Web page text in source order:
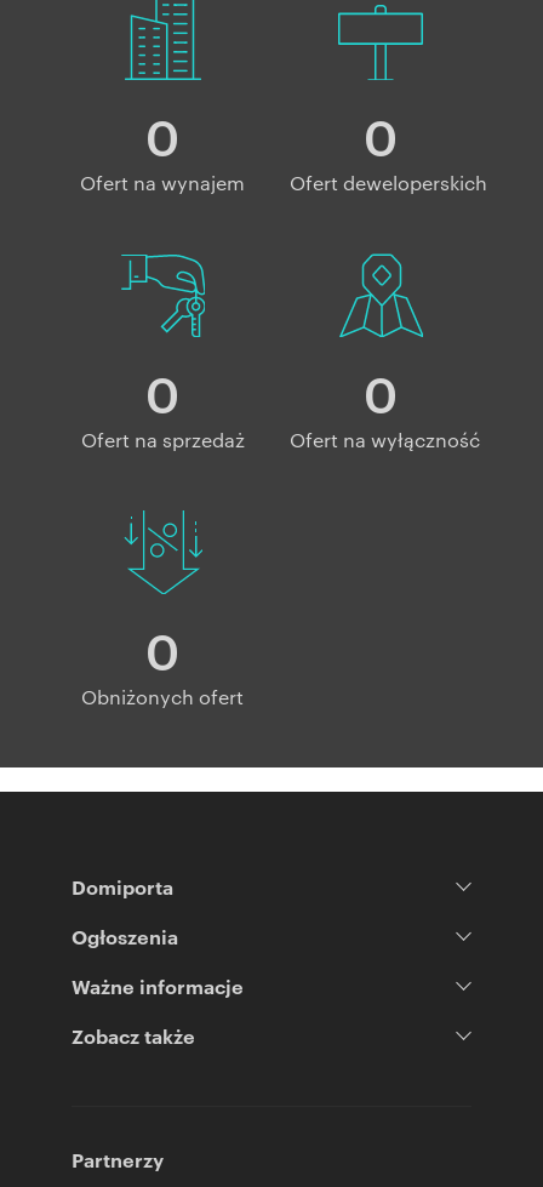
0
Ofert na wynajem
0
Ofert deweloperskich
0
Ofert na sprzedaż
0
Ofert na wyłączność
0
Obniżonych ofert
Domiporta
Ogłoszenia
Ważne informacje
Zobacz także
Partnerzy